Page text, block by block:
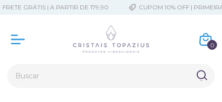
GRÁTIS | A PARTIR DE 179,90 CUPOM 10% OFF |
0